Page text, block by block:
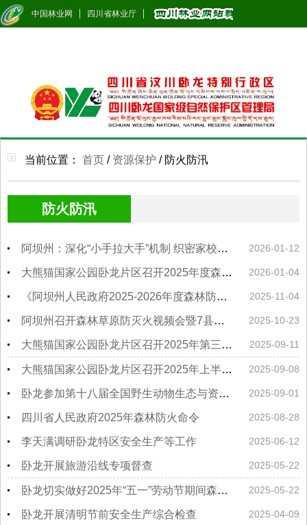
中国林业网 四川省林业厅
当前位置： 首页 / 资源保护 / 防火防汛
防火防汛
2026-01-12
阿坝州：深化“小手拉大手”机制 织密家校社冬季防火安全网
2026-01-04
大熊猫国家公园卧龙片区召开2025年度森林草原防灭火暨野生动植物保护工作会议
2025-11-04
《阿坝州人民政府2025-2026年度森林防火命令》文件解读
2025-10-23
阿坝州召开森林草原防灭火视频会暨7县（局）防灭火物资装备集中发放仪式
2025-09-11
大熊猫国家公园卧龙片区召开2025年第三季度项目推进会
2025-09-08
大熊猫国家公园卧龙片区召开2025年上半年 保护工作会议
2025-09-01
卧龙参加第十八届全国野生动物生态与资源保护学术研讨会
2025-08-28
四川省人民政府2025年森林防火命令
2025-06-12
李天满调研卧龙特区安全生产等工作
2025-05-22
卧龙开展旅游沿线专项督查
2025-05-22
卧龙切实做好2025年“五一”劳动节期间森林草原防灭火工作
2025-04-09
卧龙开展清明节前安全生产综合检查